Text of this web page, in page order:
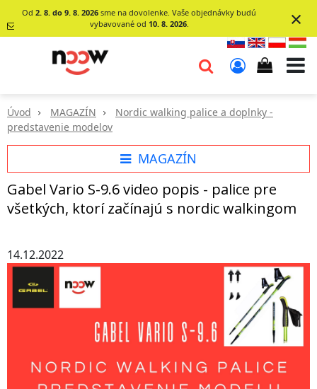
Od2. 8. do 9. 8. 2026 sme na dovolenke. Vaše objednávky budú
vybavované od 10. 8. 2026. ×
0903620260
Úvod MAGAZÍN
Nordic walking palice a doplnky -
predstavenie modelov
MAGAZÍN
Gabel Vario S-9.6 video popis - palice pre
všetkých, ktorí začínajú s nordic walkingom
14.12.2022